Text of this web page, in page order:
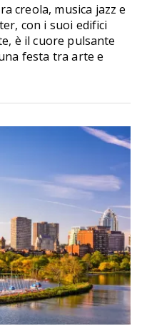
creola, musica jazz e
con i suoi edifici
è il cuore pulsante
festa tra arte e